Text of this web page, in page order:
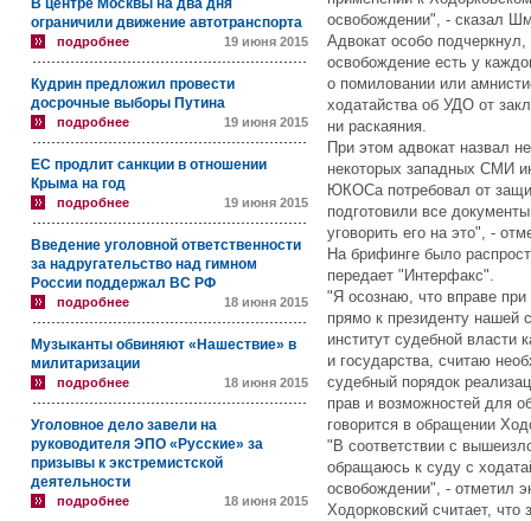
В центре Москвы на два дня
ограничили движение автотранспорта
подробнее 19 июня 2015
Кудрин предложил провести
досрочные выборы Путина
подробнее 19 июня 2015
ЕС продлит санкции в отношении
Крыма на год
подробнее 19 июня 2015
Введение уголовной ответственности
за надругательство над гимном
России поддержал ВС РФ
подробнее 18 июня 2015
Музыканты обвиняют «Нашествие» в
милитаризации
подробнее 18 июня 2015
Уголовное дело завели на
руководителя ЭПО «Русские» за
призывы к экстремистской
деятельности
подробнее 18 июня 2015
освобождении", - сказал
Адвокат особо
освобождение есть у
о помиловании или
ходатайства об УДО от
ни раскаяния.
При этом адвокат назвал
некоторых западных СМИ
ЮКОСа потребовал от
подготовили все
уговорить его на это", -
На брифинге было
передает "Интерфакс".
"Я осознаю, что вправе при
прямо к президенту нашей
институт судебной власти
и государства, считаю
судебный порядок
прав и возможностей для
говорится в обращении
"В соответствии с
обращаюсь к суду с
освобождении", - отметил
Ходорковский считает,